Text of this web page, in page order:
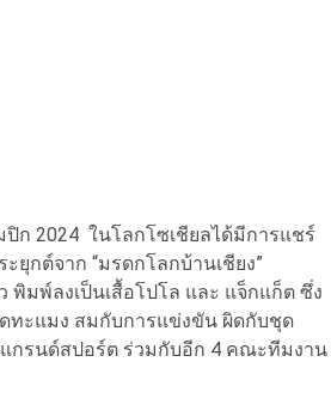
ก 2024 ในโลกโซเชียลได้มีการแชร์
กต์จาก “มรดกโลกบ้านเชียง”
พิมพ์ลงเป็นเสื้อโปโล และ แจ็กแก็ต ซึ่ง
ทะแมง สมกับการแข่งขัน ผิดกับชุด
กรนด์สปอร์ต ร่วมกับอีก 4 คณะทีมงาน